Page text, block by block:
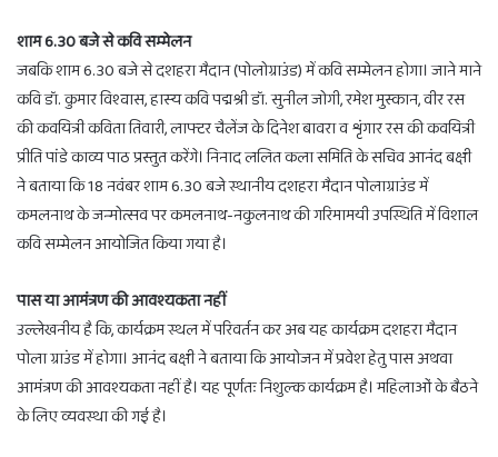
शाम 6.30 बजे से कवि सम्मेलन
जबकि शाम 6.30 बजे से दशहरा मैदान (पोलोग्राउंड) में कवि सम्मेलन होगा। जाने माने
कवि डॉ. कुमार विश्वास, हास्य कवि पद्मश्री डॉ. सुनील जोगी, रमेश मुस्कान, वीर रस
की कवयित्री कविता तिवारी, लाफ्टर चैलेंज के दिनेश बावरा व शृंगार रस की कवयित्री
प्रीति पांडे काव्य पाठ प्रस्तुत करेंगे। निनाद ललित कला समिति के सचिव आनंद बक्षी
ने बताया कि 18 नवंबर शाम 6.30 बजे स्थानीय दशहरा मैदान पोलाग्राउंड में
कमलनाथ के जन्मोत्सव पर कमलनाथ-नकुलनाथ की गरिमामयी उपस्थिति में विशाल
कवि सम्मेलन आयोजित किया गया है।
पास या आमंत्रण की आवश्यकता नहीं
उल्लेखनीय है कि, कार्यक्रम स्थल में परिवर्तन कर अब यह कार्यक्रम दशहरा मैदान
पोला ग्राउंड में होगा। आनंद बक्षी ने बताया कि आयोजन में प्रवेश हेतु पास अथवा
आमंत्रण की आवश्यकता नहीं है। यह पूर्णतः निशुल्क कार्यक्रम है। महिलाओं के बैठने
के लिए व्यवस्था की गई है।